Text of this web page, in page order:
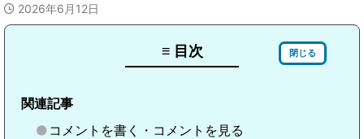
2026年6月12日
≡ 目次 閉じる
関連記事
コメントを書く・コメントを見る